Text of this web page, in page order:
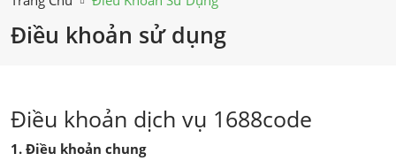
Điều khoản sử dụng
Điều khoản dịch vụ 1688code
1. Điều khoản chung